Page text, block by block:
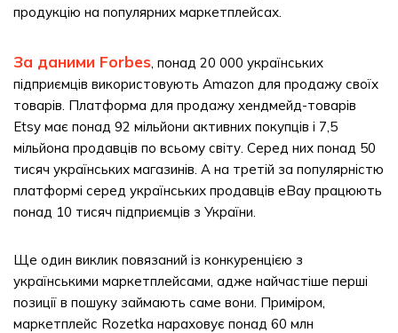
продукцію на популярних маркетплейсах.
За даними Forbes, понад 20 000 українських
підприємців використовують Amazon для продажу своїх
товарів. Платформа для продажу хендмейд-товарів
Etsy має понад 92 мільйони активних покупців і 7,5
мільйона продавців по всьому світу. Серед них понад 50
тисяч українських магазинів. А на третій за популярністю
платформі серед українських продавців eBay працюють
понад 10 тисяч підприємців з України.
Ще один виклик повязаний із конкуренцією з
українськими маркетплейсами, адже найчастіше перші
позиції в пошуку займають саме вони. Приміром,
маркетплейс Rozetka нараховує понад 60 млн